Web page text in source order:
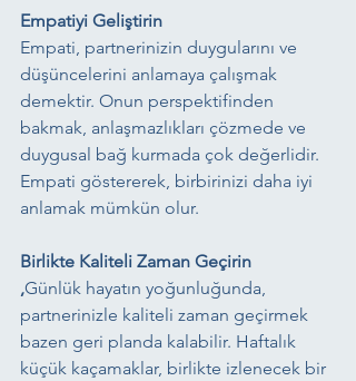
Empatiyi Geliştirin
Empati, partnerinizin duygularını ve
düşüncelerini anlamaya çalışmak
demektir. Onun perspektifinden
bakmak, anlaşmazlıkları çözmede ve
duygusal bağ kurmada çok değerlidir.
Empati göstererek, birbirinizi daha iyi
anlamak mümkün olur.
Birlikte Kaliteli Zaman Geçirin
,Günlük hayatın yoğunluğunda,
partnerinizle kaliteli zaman geçirmek
bazen geri planda kalabilir. Haftalık
küçük kaçamaklar, birlikte izlenecek bir